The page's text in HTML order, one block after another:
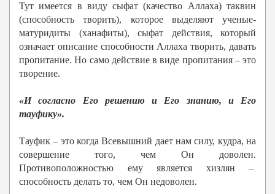
Тут имеется в виду сыфат (качество Аллаха) таквин
(способность творить), которое выделяют ученые-
матуридиты (ханафиты), сыфат действия, который
означает описание способности Аллаха творить, давать
пропитание. Но само действие в виде пропитания – это
творение.
«И согласно Его решению и Его знанию, и Его
тауфику».
Тауфик – это когда Всевышний дает нам силу, кудра, на
совершение того, чем Он доволен.
Противоположностью ему является хизлян –
способность делать то, чем Он недоволен.